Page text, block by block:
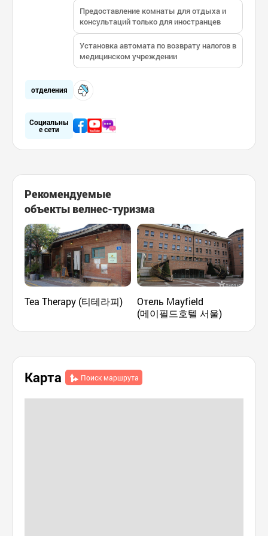
Предоставление комнаты для отдыха и
консультаций только для иностранцев
Установка автомата по возврату налогов в
медицинском учреждении
отделения
Социальны
е сети
Рекомендуемые
объекты велнес-туризма
Tea Therapy (티테라피)
Отель Mayfield
(메이필드호텔 서울)
Карта Поиск маршрута